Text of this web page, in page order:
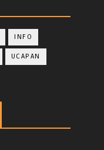
INFO
UCAPAN